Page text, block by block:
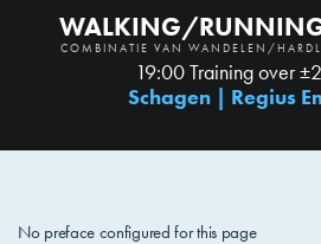
WALKING/
COMBINATIE VAN WANDELEN/
19:00 Training over
Schagen | Regius
No preface configured for this page